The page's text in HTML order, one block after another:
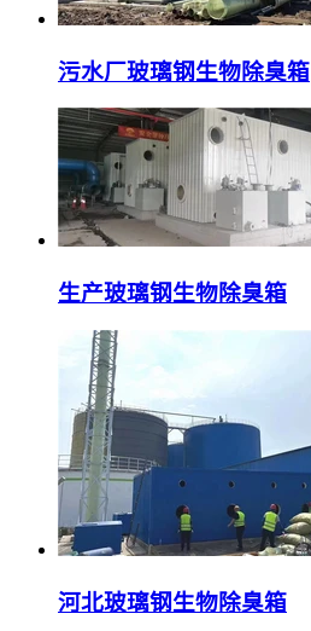
污水厂玻璃钢生物除臭箱
生产玻璃钢生物除臭箱
河北玻璃钢生物除臭箱